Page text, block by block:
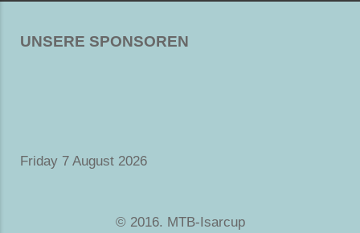
UNSERE SPONSOREN
Friday 7 August 2026
© 2016. MTB-Isarcup